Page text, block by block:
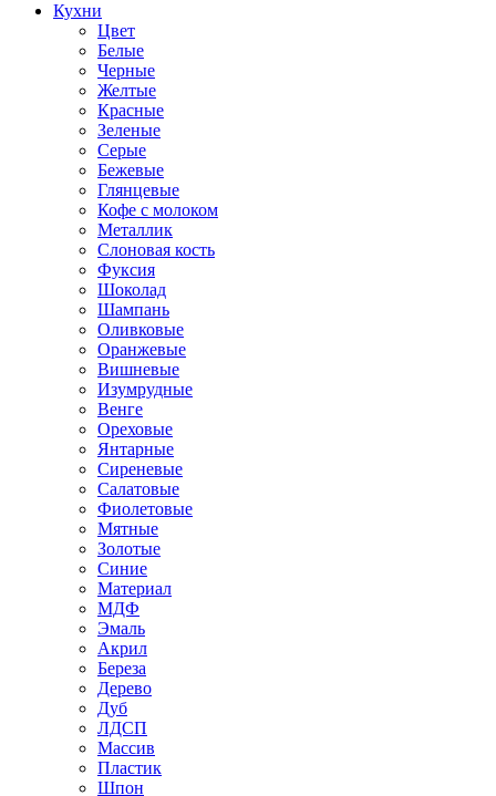
Кухни
Цвет
Белые
Черные
Желтые
Красные
Зеленые
Серые
Бежевые
Глянцевые
Кофе с молоком
Металлик
Слоновая кость
Фуксия
Шоколад
Шампань
Оливковые
Оранжевые
Вишневые
Изумрудные
Венге
Ореховые
Янтарные
Сиреневые
Салатовые
Фиолетовые
Мятные
Золотые
Синие
Материал
МДФ
Эмаль
Акрил
Береза
Дерево
Дуб
ЛДСП
Массив
Пластик
Шпон